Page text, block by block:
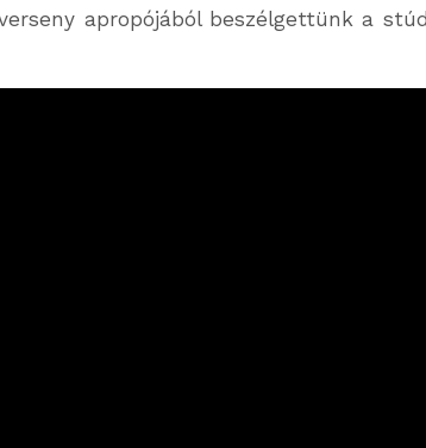
apropójából beszélgettünk a